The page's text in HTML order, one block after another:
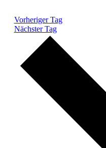
Vorheriger Tag
Nächster Tag